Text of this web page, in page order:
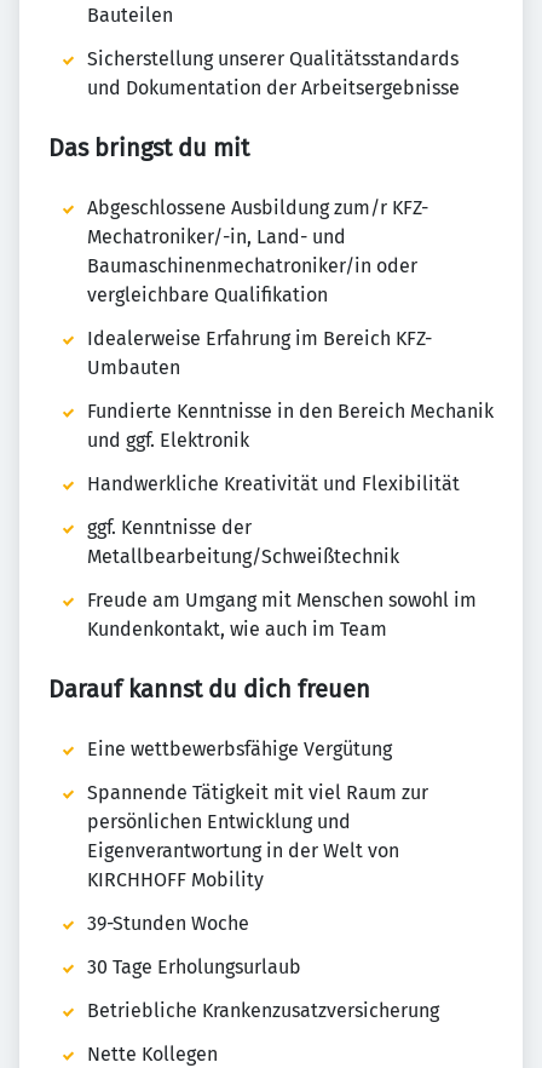
Bauteilen
Sicherstellung unserer Qualitätsstandards
und Dokumentation der Arbeitsergebnisse
Das bringst du mit
Abgeschlossene Ausbildung zum/r KFZ-
Mechatroniker/-in, Land- und
Baumaschinenmechatroniker/in oder
vergleichbare Qualifikation
Idealerweise Erfahrung im Bereich KFZ-
Umbauten
Fundierte Kenntnisse in den Bereich Mechanik
und ggf. Elektronik
Handwerkliche Kreativität und Flexibilität
ggf. Kenntnisse der
Metallbearbeitung/Schweißtechnik
Freude am Umgang mit Menschen sowohl im
Kundenkontakt, wie auch im Team
Darauf kannst du dich freuen
Eine wettbewerbsfähige Vergütung
Spannende Tätigkeit mit viel Raum zur
persönlichen Entwicklung und
Eigenverantwortung in der Welt von
KIRCHHOFF Mobility
39-Stunden Woche
30 Tage Erholungsurlaub
Betriebliche Krankenzusatzversicherung
Nette Kollegen